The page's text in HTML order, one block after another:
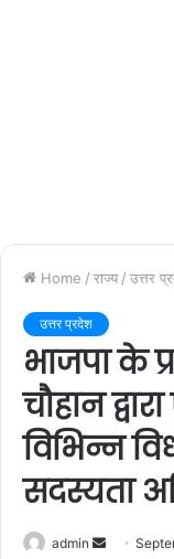
Home / राज्य / उत्तर
उत्तर प्रदेश
भाजपा के
चौहान
विभिन्न
सदस्यता
admin